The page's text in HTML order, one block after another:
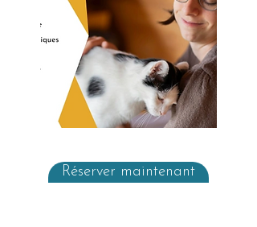
Réserver maintenant